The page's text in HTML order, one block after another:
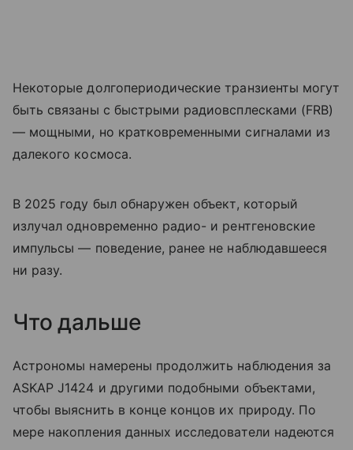
Некоторые долгопериодические транзиенты могут
быть связаны с быстрыми радиовсплесками (FRB)
— мощными, но кратковременными сигналами из
далекого космоса.
В 2025 году был обнаружен объект, который
излучал одновременно радио- и рентгеновские
импульсы — поведение, ранее не наблюдавшееся
ни разу.
Что дальше
Астрономы намерены продолжить наблюдения за
ASKAP J1424 и другими подобными объектами,
чтобы выяснить в конце концов их природу. По
мере накопления данных исследователи надеются